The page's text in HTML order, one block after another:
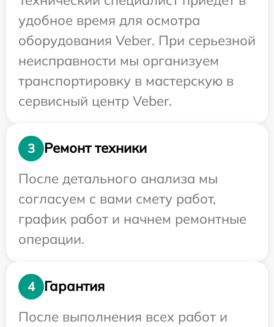
удобное время для осмотра
оборудования Veber. При серьезной
неисправности мы организуем
транспортировку в мастерскую в
сервисный центр Veber.
3
Ремонт техники
После детального анализа мы
согласуем с вами смету работ,
график работ и начнем ремонтные
операции.
4
Гарантия
После выполнения всех работ и